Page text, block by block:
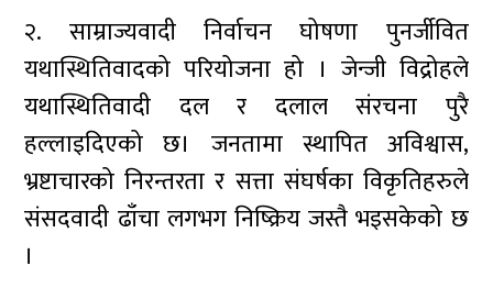
२. साम्राज्यवादी निर्वाचन घोषणा पुनर्जीवित
यथास्थितिवादको परियोजना हो । जेन्जी विद्रोहले
यथास्थितिवादी दल र दलाल संरचना पुरै
हल्लाइदिएको छ। जनतामा स्थापित अविश्वास,
भ्रष्टाचारको निरन्तरता र सत्ता संघर्षका विकृतिहरुले
संसदवादी ढाँचा लगभग निष्क्रिय जस्तै भइसकेको छ
।